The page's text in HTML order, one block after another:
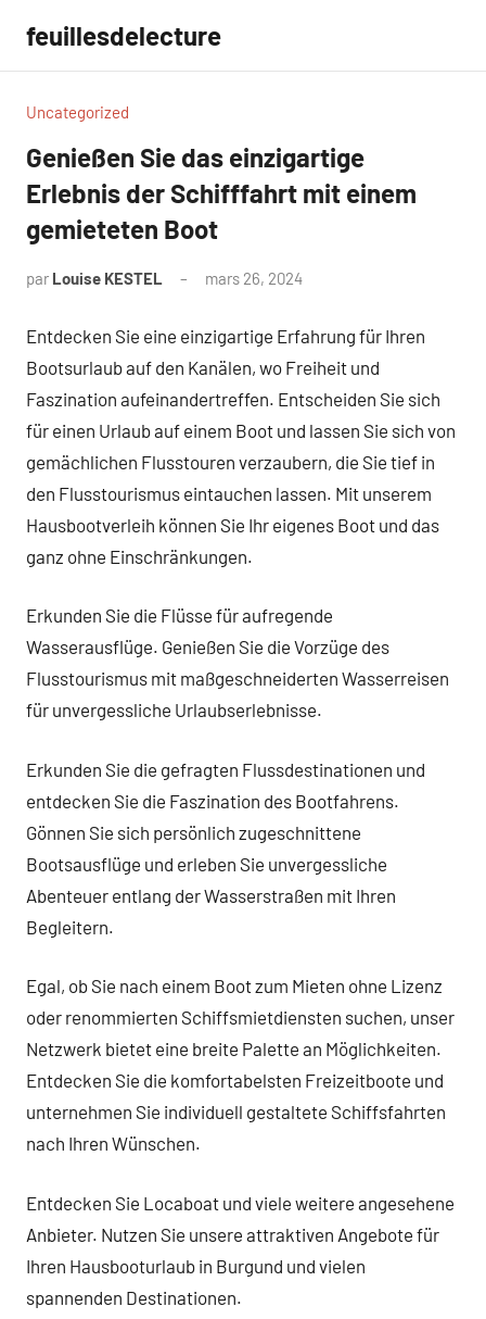
contenu
feuillesdelecture
Uncategorized
Genießen Sie das einzigartige
Erlebnis der Schifffahrt mit einem
gemieteten Boot
par Louise KESTEL mars 26, 2024
Entdecken Sie eine einzigartige Erfahrung für Ihren
Bootsurlaub auf den Kanälen, wo Freiheit und
Faszination aufeinandertreffen. Entscheiden Sie sich
für einen Urlaub auf einem Boot und lassen Sie sich von
gemächlichen Flusstouren verzaubern, die Sie tief in
den Flusstourismus eintauchen lassen. Mit unserem
Hausbootverleih können Sie Ihr eigenes Boot und das
ganz ohne Einschränkungen.
Erkunden Sie die Flüsse für aufregende
Wasserausflüge. Genießen Sie die Vorzüge des
Flusstourismus mit maßgeschneiderten Wasserreisen
für unvergessliche Urlaubserlebnisse.
Erkunden Sie die gefragten Flussdestinationen und
entdecken Sie die Faszination des Bootfahrens.
Gönnen Sie sich persönlich zugeschnittene
Bootsausflüge und erleben Sie unvergessliche
Abenteuer entlang der Wasserstraßen mit Ihren
Begleitern.
Egal, ob Sie nach einem Boot zum Mieten ohne Lizenz
oder renommierten Schiffsmietdiensten suchen, unser
Netzwerk bietet eine breite Palette an Möglichkeiten.
Entdecken Sie die komfortabelsten Freizeitboote und
unternehmen Sie individuell gestaltete Schiffsfahrten
nach Ihren Wünschen.
Entdecken Sie Locaboat und viele weitere angesehene
Anbieter. Nutzen Sie unsere attraktiven Angebote für
Ihren Hausbooturlaub in Burgund und vielen
spannenden Destinationen.